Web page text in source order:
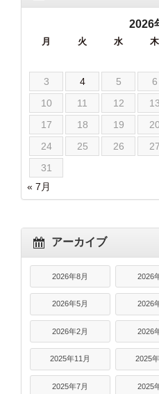
2026
月 火 水 木
3
4 5 6
10
11 12 13
17
18 19 20
24
25 26 27
31
« 7月
アーカイブ
2026年8月 2026
2026年5月 2026
2026年2月 2026
2025年11月 2025
2025年7月 2025